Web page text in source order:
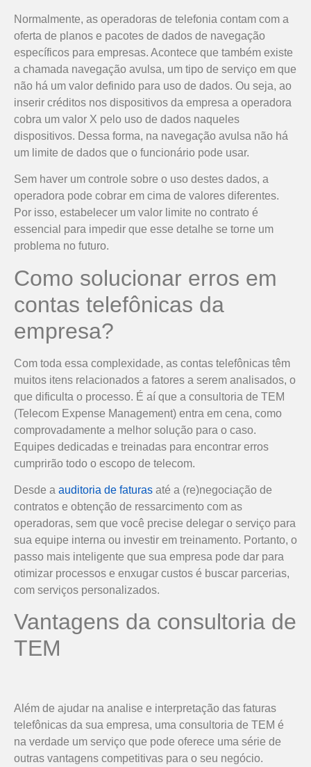
Normalmente, as operadoras de telefonia contam com a
oferta de planos e pacotes de dados de navegação
específicos para empresas. Acontece que também existe
a chamada navegação avulsa, um tipo de serviço em que
não há um valor definido para uso de dados. Ou seja, ao
inserir créditos nos dispositivos da empresa a operadora
cobra um valor X pelo uso de dados naqueles
dispositivos. Dessa forma, na navegação avulsa não há
um limite de dados que o funcionário pode usar.
Sem haver um controle sobre o uso destes dados, a
operadora pode cobrar em cima de valores diferentes.
Por isso, estabelecer um valor limite no contrato é
essencial para impedir que esse detalhe se torne um
problema no futuro.
Como solucionar erros em
contas telefônicas da
empresa?
Com toda essa complexidade, as contas telefônicas têm
muitos itens relacionados a fatores a serem analisados, o
que dificulta o processo. É aí que a consultoria de TEM
(Telecom Expense Management) entra em cena, como
comprovadamente a melhor solução para o caso.
Equipes dedicadas e treinadas para encontrar erros
cumprirão todo o escopo de telecom.
Desde a auditoria de faturas até a (re)negociação de
contratos e obtenção de ressarcimento com as
operadoras, sem que você precise delegar o serviço para
sua equipe interna ou investir em treinamento. Portanto, o
passo mais inteligente que sua empresa pode dar para
otimizar processos e enxugar custos é buscar parcerias,
com serviços personalizados.
Vantagens da consultoria de
TEM
Além de ajudar na analise e interpretação das faturas
telefônicas da sua empresa, uma consultoria de TEM é
na verdade um serviço que pode oferece uma série de
outras vantagens competitivas para o seu negócio.